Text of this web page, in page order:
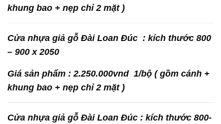
khung bao + nẹp chỉ 2 mặt )
Cửa nhựa giả gỗ Đài Loan Đúc : kích thước 800
– 900 x 2050
Giá sản phẩm : 2.250.000vnd 1/bộ ( gồm cánh +
khung bao + nẹp chỉ 2 mặt )
Cửa nhựa giả gỗ Đài Loan Đúc : kích thước 800-